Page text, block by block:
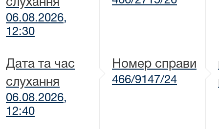
слухання
06.08.2026,
12:30
Дата та час
слухання
06.08.2026,
12:40
Номер справи
466/9147/24